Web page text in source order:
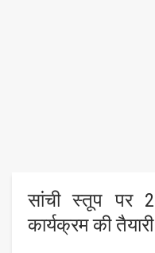
सांची स्तूप पर
कार्यक्रम की तैयारी